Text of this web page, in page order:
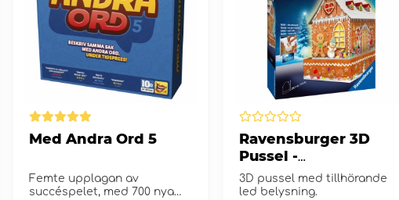
Med Andra Ord 5
Femte upplagan av
succéspelet, med 700 nya
Ravensburger 3D
Pussel -
Pepparkakshus 257
Bitar
3D pussel med tillhörande
led belysning.